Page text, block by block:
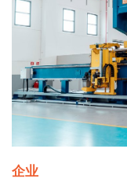
企业